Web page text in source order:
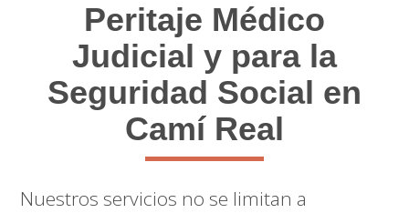
Peritaje Médico
Judicial y para la
Seguridad Social en
Camí Real
Nuestros servicios no se limitan a